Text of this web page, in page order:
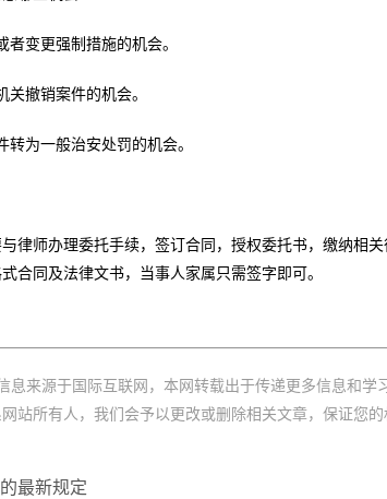
变更强制措施的机会。
撤销案件的机会。
为一般治安处罚的机会。
律师办理委托手续，签订合同，授权委托书，缴纳相
合同及法律文书，当事人家属只需签字即可。
息来源于国际互联网，本网转载出于传递更多信息和学
站所有人，我们会予以更改或删除相关文章，保证您的
最新规定